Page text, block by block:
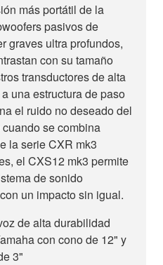
más portátil de la
pasivos de
graves ultra profundos,
con su tamaño
transductores de alta
una estructura de paso
el ruido no deseado del
se combina
la serie CXR mk3
el CXS12 mk3 permite
de sonido
un impacto sin igual.
de alta durabilidad
con cono de 12" y
3"